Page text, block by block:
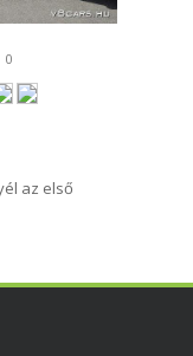
0
az első